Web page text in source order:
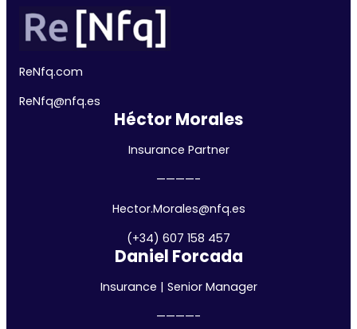
ReNfq.com
ReNfq@nfq.es
Héctor Morales
Insurance Partner
————-
Hector.Morales@nfq.es
(+34) 607 158 457
Daniel Forcada
Insurance | Senior Manager
————-